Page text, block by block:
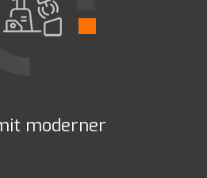
moderner